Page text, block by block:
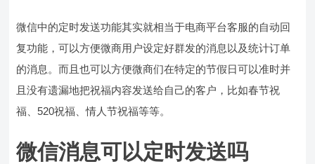
微信中的定时发送功能其实就相当于电商平台客服的自动回
复功能，可以方便微商用户设定好群发的消息以及统计订单
的消息。而且也可以方便微商们在特定的节假日可以准时并
且没有遗漏地把祝福内容发送给自己的客户，比如春节祝
福、520祝福、情人节祝福等等。
微信消息可以定时发送吗